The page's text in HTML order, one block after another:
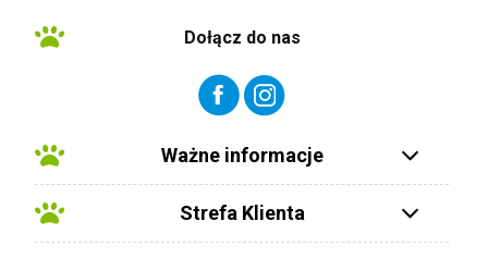
Dołącz do nas
Ważne informacje
Strefa Klienta